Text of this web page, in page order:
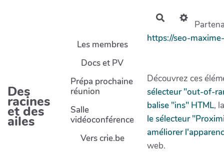
Des
racines
et des
ailes
Les membres
Docs et PV
Prépa prochaine
réunion
Salle
vidéoconférence
Vers crie.be
Rechercher
https://seo-
Découvrez ces
sélecteur "out-of-
balise "ins" HTML, la
le sélecteur
améliorer
web.